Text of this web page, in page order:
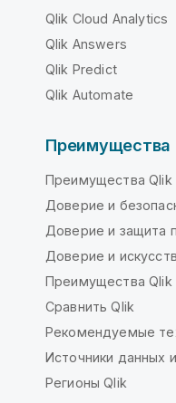
Qlik Cloud Analytics
Qlik Answers
Qlik Predict
Qlik Automate
Преимущества
Преимущества Qlik
Доверие и
Доверие и защита
Доверие и
Преимущества
Сравнить Qlik
Рекомендуемые
Источники данных
Регионы Qlik